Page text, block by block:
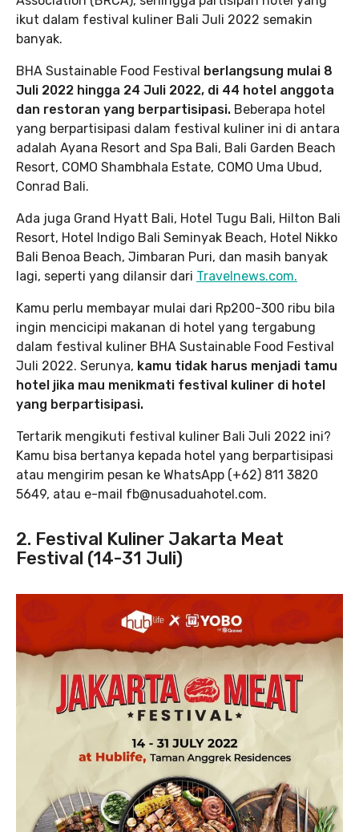
ikut dalam festival kuliner Bali Juli 2022 semakin
banyak.
BHA Sustainable Food Festival
berlangsung mulai 8
Juli 2022 hingga 24 Juli 2022, di 44 hotel anggota
dan restoran yang berpartisipasi. Beberapa hotel
yang berpartisipasi dalam festival kuliner ini di antara
adalah Ayana Resort and Spa Bali, Bali Garden Beach
Resort, COMO Shambhala Estate, COMO Uma Ubud,
Conrad Bali.
Ada juga Grand Hyatt Bali, Hotel Tugu Bali, Hilton Bali
Resort, Hotel Indigo Bali Seminyak Beach, Hotel Nikko
Bali Benoa Beach, Jimbaran Puri, dan masih banyak
lagi, seperti yang dilansir dari Travelnews.com.
Kamu perlu membayar mulai dari Rp200-300 ribu bila
ingin mencicipi makanan di hotel yang tergabung
dalam festival kuliner BHA Sustainable Food Festival
Juli 2022. Serunya, kamu tidak harus menjadi tamu
hotel jika mau menikmati festival kuliner di hotel
yang berpartisipasi.
Tertarik mengikuti festival kuliner Bali Juli 2022 ini?
Kamu bisa bertanya kepada hotel yang berpartisipasi
atau mengirim pesan ke WhatsApp (+62) 811 3820
5649, atau e-mail fb@nusaduahotel.com.
2. Festival Kuliner Jakarta Meat
Festival (14-31 Juli)